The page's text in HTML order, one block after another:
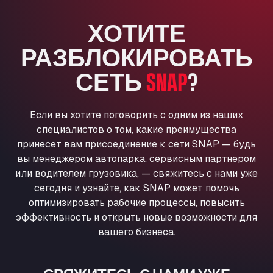
Washway Road, PE12 8LT
Anpol Sp. z o.o.
Ul. Torunska 147, 85884
Aqua Ariva GmbH
Marie-Curie-Straße 24, 68219
An der Autobahn 1, 27404
ARAL Autohof Bockenem
ARAL Autohof Merklingen
Nellinger Str. 24, 89188
ARAL Autohof Preis
Schellweilerstraße 1, 66871
ARAL Tankstelle - XXL Truckwash.de
ХОТИТЕ
РАЗБЛОКИРОВАТЬ
СЕТЬSNAP?
Если вы хотите поговорить с одним из наших
специалистов о том, какие преимущества
принесет вам присоединение к сети SNAP — будь
вы менеджером автопарка, сервисным партнером
или водителем грузовика, — свяжитесь с нами уже
сегодня и узнайте, как SNAP может помочь
оптимизировать рабочие процессы, повысить
эффективность и открыть новые возможности для
вашего бизнеса.